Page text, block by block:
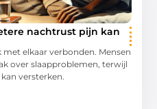
nachtrust pijn kan
elkaar verbonden. Mensen
over slaapproblemen, terwijl
versterken.